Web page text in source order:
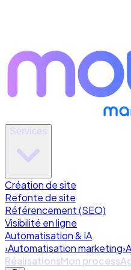
Services
Création de site
Refonte de site
Référencement (SEO)
Visibilité en ligne
Automatisation & IA
›Automatisation marketing›
RéalisationsMon process